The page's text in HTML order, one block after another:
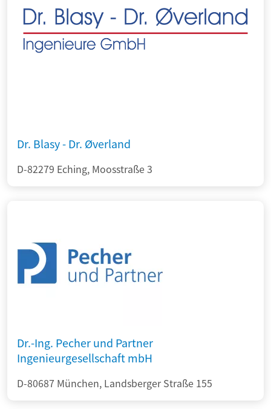
Dr. Blasy - Dr. Øverland
D-82279 Eching, Moosstraße 3
Dr.-Ing. Pecher und Partner
Ingenieurgesellschaft mbH
D-80687 München, Landsberger Straße 155